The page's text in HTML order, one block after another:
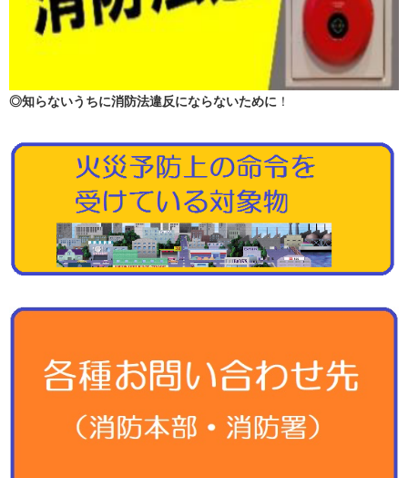
◎知らないうちに消防法違反にならないために ！